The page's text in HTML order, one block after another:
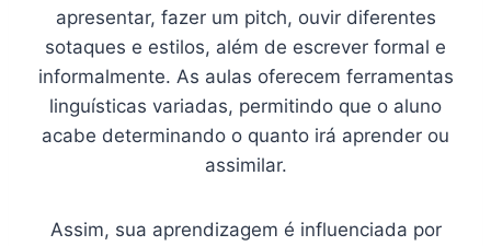
apresentar, fazer um pitch, ouvir diferentes
sotaques e estilos, além de escrever formal e
informalmente. As aulas oferecem ferramentas
linguísticas variadas, permitindo que o aluno
acabe determinando o quanto irá aprender ou
assimilar.
Assim, sua aprendizagem é influenciada por